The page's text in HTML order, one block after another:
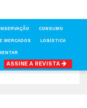
CONSUMO
MERCADOS LOGÍSTICA
ASSINE A REVISTA